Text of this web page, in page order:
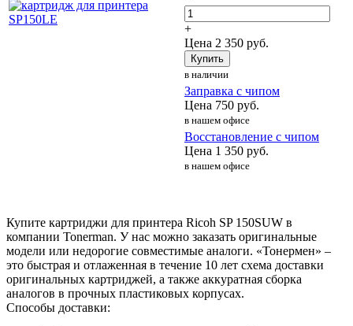
+
Цена 2 350 руб.
Купить
в наличии
Заправка с чипом
Цена 750 руб.
в нашем офисе
Восстановление с чипом
Цена 1 350 руб.
в нашем офисе
Купите картриджи для принтера Ricoh SP 150SUW в
компании Tonerman. У нас можно заказать оригинальные
модели или недорогие совместимые аналоги. «Тонермен» –
это быстрая и отлаженная в течение 10 лет схема доставки
оригинальных картриджей, а также аккуратная сборка
аналогов в прочных пластиковых корпусах.
Способы доставки: